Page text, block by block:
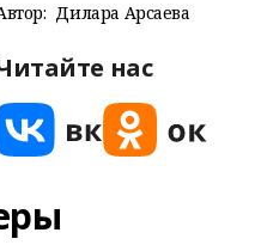
Дилара Арсаева
нас